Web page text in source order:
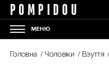
POMPIDOU
МЕНЮ
Головна / Чоловіки / Взуття